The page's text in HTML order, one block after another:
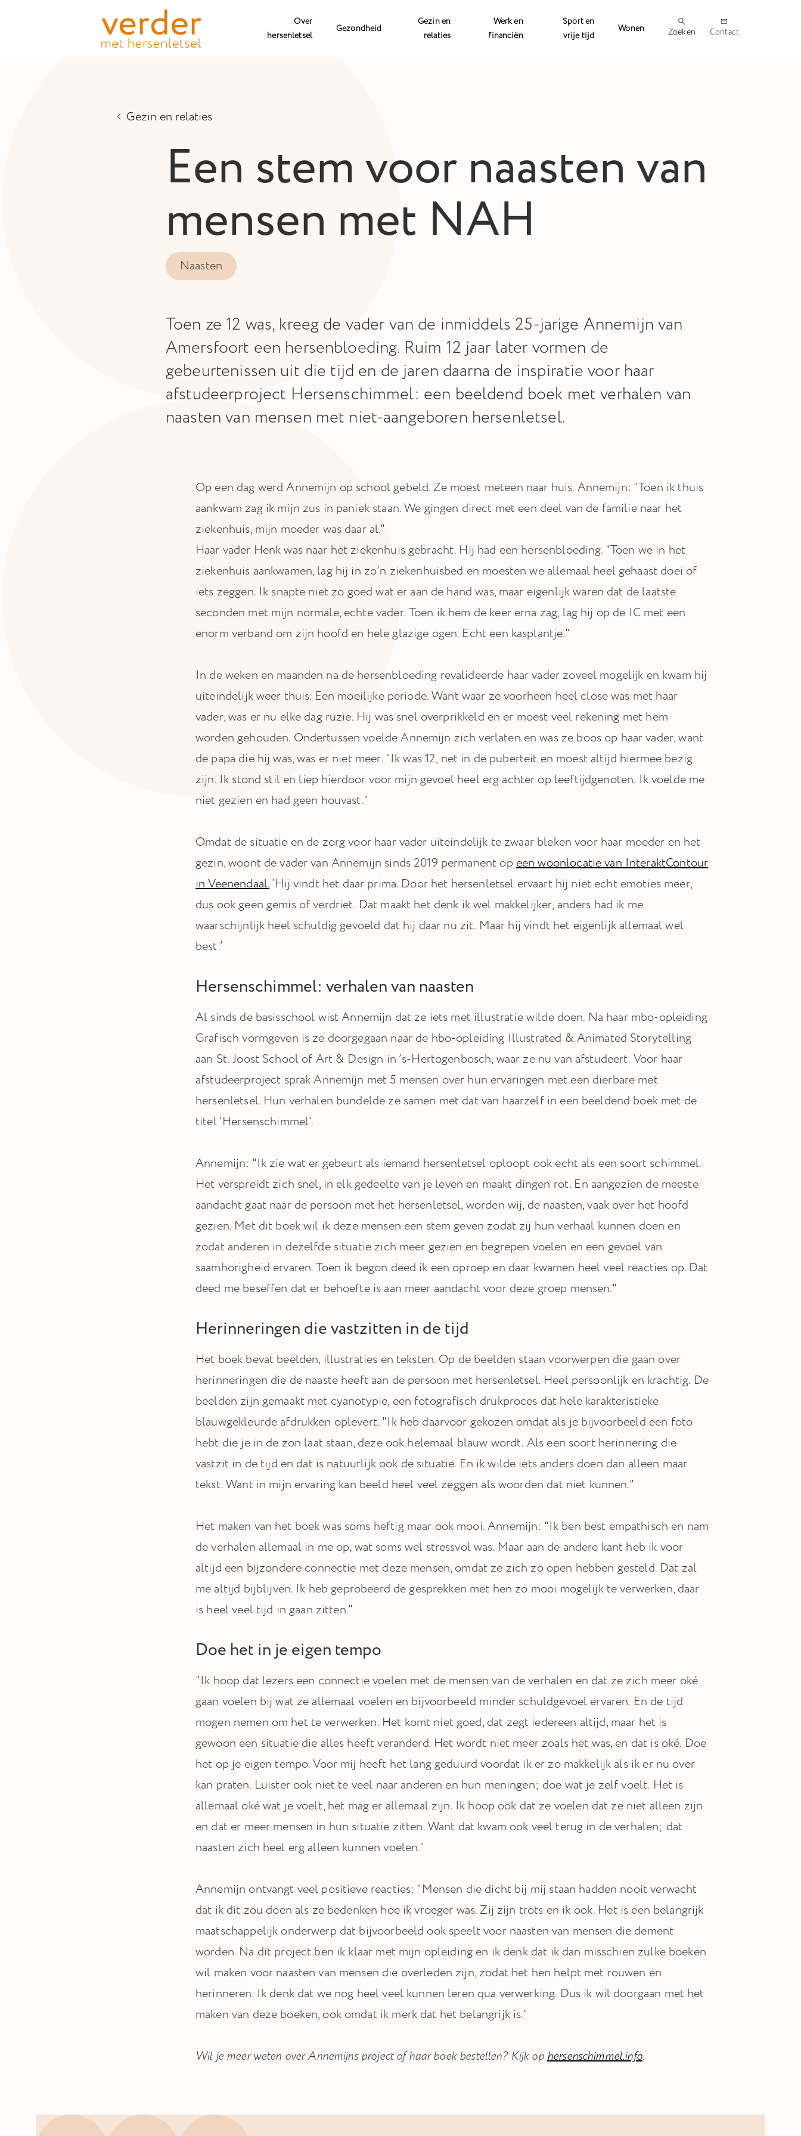
Over
hersenletsel
Gezondheid
Gezin en
relaties
Werk en
financiën
Sport en
vrije tijd
Wonen Zoeken Contact
Gezin en relaties
Een stem voor naasten van
mensen met NAH
Naasten
Toen ze 12 was, kreeg de vader van de inmiddels 25-jarige Annemijn van
Amersfoort een hersenbloeding. Ruim 12 jaar later vormen de
gebeurtenissen uit die tijd en de jaren daarna de inspiratie voor haar
afstudeerproject Hersenschimmel: een beeldend boek met verhalen van
naasten van mensen met niet-aangeboren hersenletsel.
Op een dag werd Annemijn op school gebeld. Ze moest meteen naar huis. Annemijn: "Toen ik thuis
aankwam zag ik mijn zus in paniek staan. We gingen direct met een deel van de familie naar het
ziekenhuis, mijn moeder was daar al."
Haar vader Henk was naar het ziekenhuis gebracht. Hij had een hersenbloeding. "Toen we in het
ziekenhuis aankwamen, lag hij in zo’n ziekenhuisbed en moesten we allemaal heel gehaast doei of
iets zeggen. Ik snapte niet zo goed wat er aan de hand was, maar eigenlijk waren dat de laatste
seconden met mijn normale, echte vader. Toen ik hem de keer erna zag, lag hij op de IC met een
enorm verband om zijn hoofd en hele glazige ogen. Echt een kasplantje."
In de weken en maanden na de hersenbloeding revalideerde haar vader zoveel mogelijk en kwam hij
uiteindelijk weer thuis. Een moeilijke periode. Want waar ze voorheen heel close was met haar
vader, was er nu elke dag ruzie. Hij was snel overprikkeld en er moest veel rekening met hem
worden gehouden. Ondertussen voelde Annemijn zich verlaten en was ze boos op haar vader, want
de papa die hij was, was er niet meer. "Ik was 12, net in de puberteit en moest altijd hiermee bezig
zijn. Ik stond stil en liep hierdoor voor mijn gevoel heel erg achter op leeftijdgenoten. Ik voelde me
niet gezien en had geen houvast."
Omdat de situatie en de zorg voor haar vader uiteindelijk te zwaar bleken voor haar moeder en het
gezin, woont de vader van Annemijn sinds 2019 permanent opeen woonlocatie van InteraktContour
in Veenendaal.‘Hij vindt het daar prima. Door het hersenletsel ervaart hij niet echt emoties meer,
dus ook geen gemis of verdriet. Dat maakt het denk ik wel makkelijker, anders had ik me
waarschijnlijk heel schuldig gevoeld dat hij daar nu zit. Maar hij vindt het eigenlijk allemaal wel
best.’
Hersenschimmel: verhalen van naasten
Al sinds de basisschool wist Annemijn dat ze iets met illustratie wilde doen. Na haar mbo-opleiding
Grafisch vormgeven is ze doorgegaan naar de hbo-opleiding Illustrated & Animated Storytelling
aan St. Joost School of Art & Design in ’s-Hertogenbosch, waar ze nu van afstudeert. Voor haar
afstudeerproject sprak Annemijn met 5 mensen over hun ervaringen met een dierbare met
hersenletsel. Hun verhalen bundelde ze samen met dat van haarzelf in een beeldend boek met de
titel 'Hersenschimmel'.
Annemijn: "Ik zie wat er gebeurt als iemand hersenletsel oploopt ook echt als een soort schimmel.
Het verspreidt zich snel, in elk gedeelte van je leven en maakt dingen rot. En aangezien de meeste
aandacht gaat naar de persoon met het hersenletsel, worden wij, de naasten, vaak over het hoofd
gezien. Met dit boek wil ik deze mensen een stem geven zodat zij hun verhaal kunnen doen en
zodat anderen in dezelfde situatie zich meer gezien en begrepen voelen en een gevoel van
saamhorigheid ervaren. Toen ik begon deed ik een oproep en daar kwamen heel veel reacties op. Dat
deed me beseffen dat er behoefte is aan meer aandacht voor deze groep mensen."
Herinneringen die vastzitten in de tijd
Het boek bevat beelden, illustraties en teksten. Op de beelden staan voorwerpen die gaan over
herinneringen die de naaste heeft aan de persoon met hersenletsel. Heel persoonlijk en krachtig. De
beelden zijn gemaakt met cyanotypie, een fotografisch drukproces dat hele karakteristieke
blauwgekleurde afdrukken oplevert. "Ik heb daarvoor gekozen omdat als je bijvoorbeeld een foto
hebt die je in de zon laat staan, deze ook helemaal blauw wordt. Als een soort herinnering die
vastzit in de tijd en dat is natuurlijk ook de situatie. En ik wilde iets anders doen dan alleen maar
tekst. Want in mijn ervaring kan beeld heel veel zeggen als woorden dat niet kunnen."
Het maken van het boek was soms heftig maar ook mooi. Annemijn: "Ik ben best empathisch en nam
de verhalen allemaal in me op, wat soms wel stressvol was. Maar aan de andere kant heb ik voor
altijd een bijzondere connectie met deze mensen, omdat ze zich zo open hebben gesteld. Dat zal
me altijd bijblijven. Ik heb geprobeerd de gesprekken met hen zo mooi mogelijk te verwerken, daar
is heel veel tijd in gaan zitten."
Doe het in je eigen tempo
"Ik hoop dat lezers een connectie voelen met de mensen van de verhalen en dat ze zich meer oké
gaan voelen bij wat ze allemaal voelen en bijvoorbeeld minder schuldgevoel ervaren. En de tijd
mogen nemen om het te verwerken. Het komt níet goed, dat zegt iedereen altijd, maar het is
gewoon een situatie die alles heeft veranderd. Het wordt niet meer zoals het was, en dat is oké. Doe
het op je eigen tempo. Voor mij heeft het lang geduurd voordat ik er zo makkelijk als ik er nu over
kan praten. Luister ook niet te veel naar anderen en hun meningen; doe wat je zelf voelt. Het is
allemaal oké wat je voelt, het mag er allemaal zijn. Ik hoop ook dat ze voelen dat ze niet alleen zijn
en dat er meer mensen in hun situatie zitten. Want dat kwam ook veel terug in de verhalen; dat
naasten zich heel erg alleen kunnen voelen."
Annemijn ontvangt veel positieve reacties: "Mensen die dicht bij mij staan hadden nooit verwacht
dat ik dit zou doen als ze bedenken hoe ik vroeger was. Zij zijn trots en ik ook. Het is een belangrijk
maatschappelijk onderwerp dat bijvoorbeeld ook speelt voor naasten van mensen die dement
worden. Na dit project ben ik klaar met mijn opleiding en ik denk dat ik dan misschien zulke boeken
wil maken voor naasten van mensen die overleden zijn, zodat het hen helpt met rouwen en
herinneren. Ik denk dat we nog heel veel kunnen leren qua verwerking. Dus ik wil doorgaan met het
maken van deze boeken, ook omdat ik merk dat het belangrijk is."
Wil je meer weten over Annemijns project of haar boek bestellen? Kijk ophersenschimmel.info.